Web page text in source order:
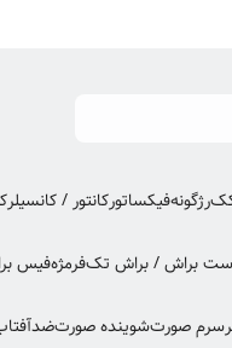
رژگونهفیکساتورکانتور / کانسیلر
ست براش / براش تکفرمژهفیس
سرم صورتشوینده صورت